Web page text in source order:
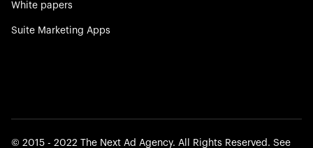
White papers
Suite Marketing Apps
©️ 2015 - 2022 The Next Ad Agency. All Rights Reserved. See